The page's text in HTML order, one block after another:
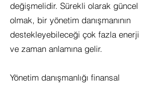
değişmelidir. Sürekli olarak güncel
olmak, bir yönetim danışmanının
destekleyebileceği çok fazla enerji
ve zaman anlamına gelir.
Yönetim danışmanlığı finansal